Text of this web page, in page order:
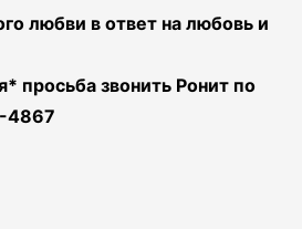
любви в ответ на любовь и
просьба звонить Ронит по
4867